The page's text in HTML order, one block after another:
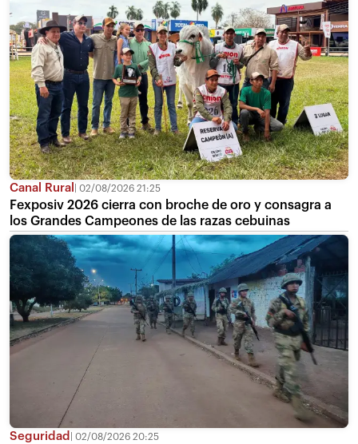
Canal Rural 02/08/2026 21:25
Fexposiv 2026 cierra con broche de oro y consagra a
los Grandes Campeones de las razas cebuinas
Seguridad 02/08/2026 20:25